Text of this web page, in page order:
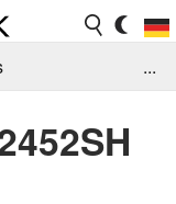
Jobs
...